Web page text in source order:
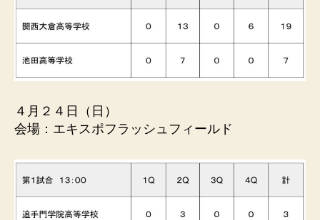
４月２４日（日）
会場：エキスポフラッシュフィールド